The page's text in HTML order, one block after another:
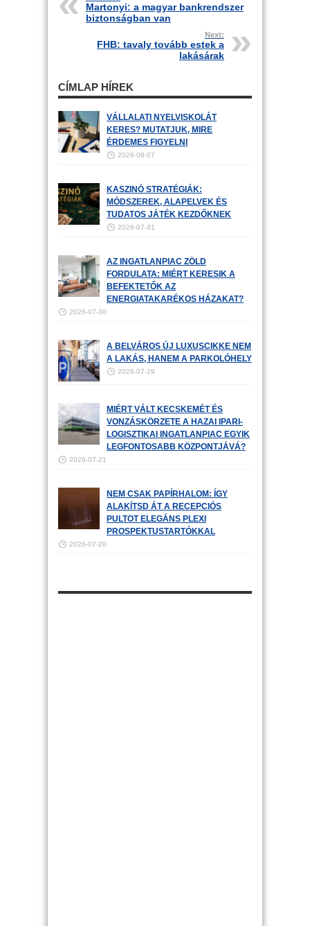
Martonyi: a magyar bankrendszer
biztonságban van
Next:
FHB: tavaly tovább estek a
lakásárak
CÍMLAP HÍREK
VÁLLALATI NYELVISKOLÁT
KERES? MUTATJUK, MIRE
ÉRDEMES FIGYELNI
2026-08-07
KASZINÓ STRATÉGIÁK:
MÓDSZEREK, ALAPELVEK ÉS
TUDATOS JÁTÉK KEZDŐKNEK
2026-07-31
AZ INGATLANPIAC ZÖLD
FORDULATA: MIÉRT KERESIK A
BEFEKTETŐK AZ
ENERGIATAKARÉKOS HÁZAKAT?
2026-07-30
A BELVÁROS ÚJ LUXUSCIKKE NEM
A LAKÁS, HANEM A PARKOLÓHELY
2026-07-29
MIÉRT VÁLT KECSKEMÉT ÉS
VONZÁSKÖRZETE A HAZAI IPARI-
LOGISZTIKAI INGATLANPIAC EGYIK
LEGFONTOSABB KÖZPONTJÁVÁ?
2026-07-21
NEM CSAK PAPÍRHALOM: ÍGY
ALAKÍTSD ÁT A RECEPCIÓS
PULTOT ELEGÁNS PLEXI
PROSPEKTUSTARTÓKKAL
2026-07-20